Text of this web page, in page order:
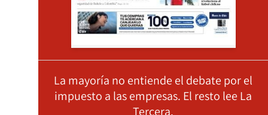
La mayoría no entiende el debate por el
impuesto a las empresas. El resto lee La
Tercera.